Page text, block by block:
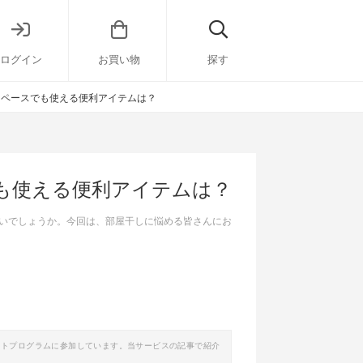
ログイン お買い物 探す
ースでも使える便利アイテムは？
える便利アイテムは？
でしょうか。今回は、部屋干しに悩める皆さんにお
プログラムに参加しています。当サービスの記事で紹介